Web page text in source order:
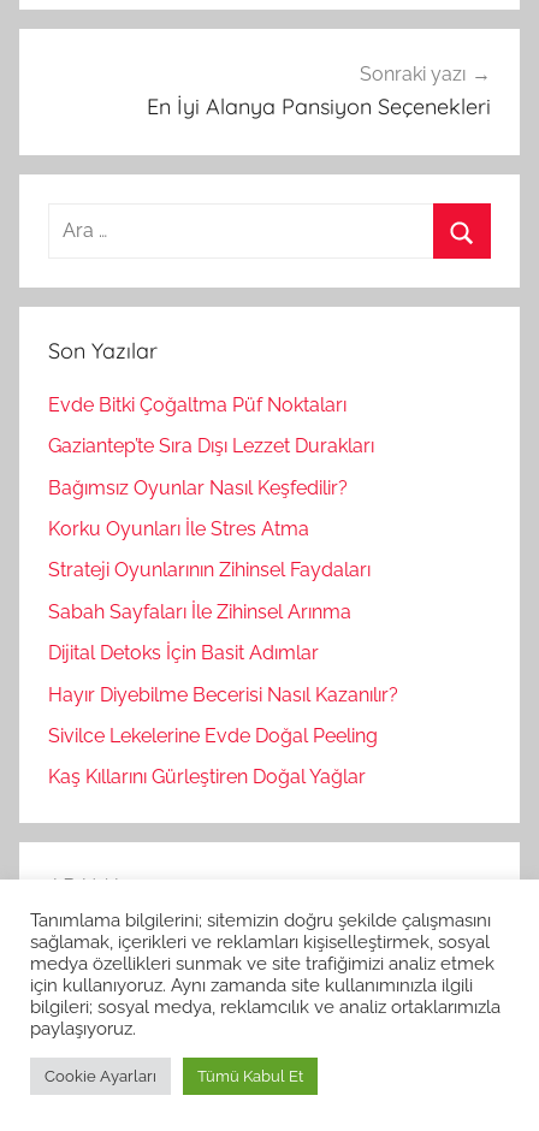
Sonraki yazı
En İyi Alanya Pansiyon Seçenekleri
a
a
r
Son Yazılar
Evde Bitki Çoğaltma Püf Noktaları
Gaziantep’te Sıra Dışı Lezzet Durakları
Bağımsız Oyunlar Nasıl Keşfedilir?
Korku Oyunları İle Stres Atma
Strateji Oyunlarının Zihinsel Faydaları
Sabah Sayfaları İle Zihinsel Arınma
Dijital Detoks İçin Basit Adımlar
Hayır Diyebilme Becerisi Nasıl Kazanılır?
Sivilce Lekelerine Evde Doğal Peeling
Kaş Kıllarını Gürleştiren Doğal Yağlar
ARAMA
A
r
a
m
a
A
Son Yazılar
Tanımlama bilgilerini; sitemizin doğru şekilde çalışmasını
sağlamak, içerikleri ve reklamları kişiselleştirmek, sosyal
medya özellikleri sunmak ve site trafiğimizi analiz etmek
için kullanıyoruz. Aynı zamanda site kullanımınızla ilgili
bilgileri; sosyal medya, reklamcılık ve analiz ortaklarımızla
paylaşıyoruz.
Cookie Ayarları Tümü Kabul Et